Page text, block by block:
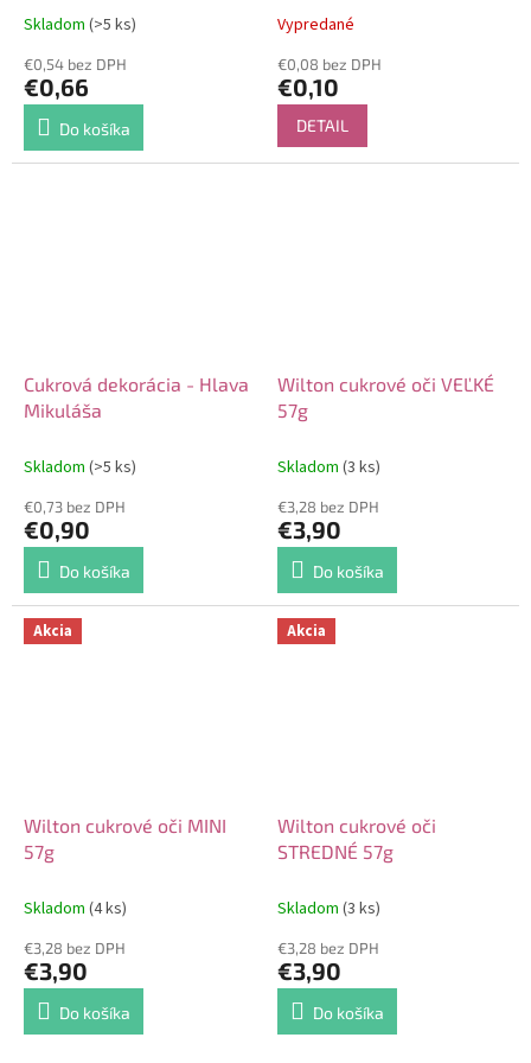
Skladom (>5 ks)
€0,54 bez DPH
€0,66
Do košíka
Vypredané
€0,08 bez DPH
€0,10
DETAIL
Cukrová dekorácia - Hlava
Mikuláša
Skladom (>5 ks)
€0,73 bez DPH
€0,90
Do košíka
Wilton cukrové oči VEĽKÉ
57g
Skladom (3 ks)
€3,28 bez DPH
€3,90
Do košíka
Akcia
Wilton cukrové oči MINI
57g
Skladom (4 ks)
€3,28 bez DPH
€3,90
Do košíka
Akcia
Wilton cukrové oči
STREDNÉ 57g
Skladom (3 ks)
€3,28 bez DPH
€3,90
Do košíka